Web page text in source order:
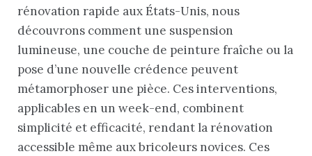
rénovation rapide aux États-Unis, nous
découvrons comment une suspension
lumineuse, une couche de peinture fraîche ou la
pose d’une nouvelle crédence peuvent
métamorphoser une pièce. Ces interventions,
applicables en un week-end, combinent
simplicité et efficacité, rendant la rénovation
accessible même aux bricoleurs novices. Ces